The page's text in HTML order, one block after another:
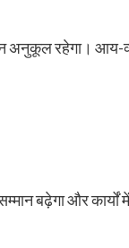
दिन अनुकूल रहेगा।
बढ़ेगा और कार्यों